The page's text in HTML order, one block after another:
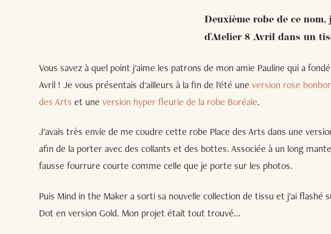
Deuxième robe de ce
d'Atelier 8 Avril dans un
Vous savez à quel point j'aime les patrons de mon amie Pauline qui a
Avril ! Je vous présentais d'ailleurs à la fin de l'été une version rose
des Arts et une version hyper fleurie de la robe Boréale.
J'avais très envie de me coudre cette robe Place des Arts dans une
afin de la porter avec des collants et des bottes. Associée à un long
fausse fourrure courte comme celle que je porte sur les photos.
Puis Mind in the Maker a sorti sa nouvelle collection de tissu et j'ai flashé
Dot en version Gold. Mon projet était tout trouvé...